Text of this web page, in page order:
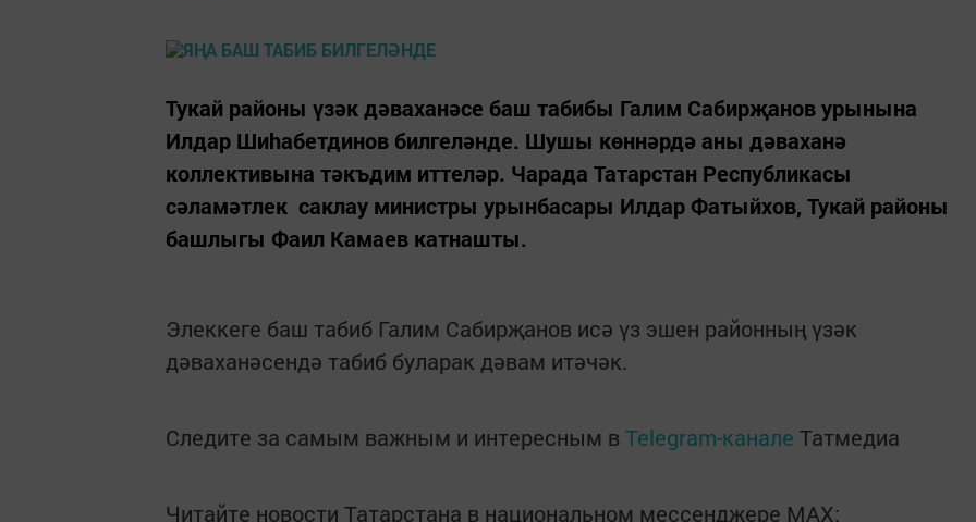
Тукай районы үзәк дәваханәсе баш табибы Галим Сабирҗанов урынына
Илдар Шиhабетдинов билгеләнде. Шушы көннәрдә аны дәваханә
коллективына тәкъдим иттеләр. Чарада Татарстан Республикасы
сәламәтлек саклау министры урынбасары Илдар Фатыйхов, Тукай районы
башлыгы Фаил Камаев катнашты.
Элеккеге баш табиб Галим Сабирҗанов исә үз эшен районның үзәк
дәваханәсендә табиб буларак дәвам итәчәк.
Следите за самым важным и интересным в Telegram-канале Татмедиа
Читайте новости Татарстана в национальном мессенджере MАХ: